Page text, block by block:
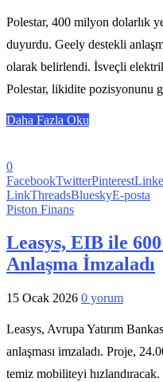
Polestar, 400 milyon dolarlık
duyurdu. Geely destekli
olarak belirlendi. İsveçli
Polestar, likidite pozisyonunu
Daha Fazla Oku
0
FacebookTwitterPinterest
LinkThreadsBlueskyE-posta
Piston Finans
Leasys, EIB ile
Anlaşma İmzaladı
15 Ocak 2026 0 yorum
Leasys, Avrupa Yatırım
anlaşması imzaladı. Proje,
temiz mobiliteyi